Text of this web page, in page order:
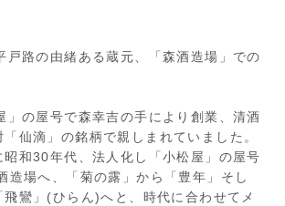
戸路の由緒ある蔵元、「森酒造場」での
」の屋号で森幸吉の手により創業、清酒
「仙滴」の銘柄で親しまれていました。
昭和30年代、法人化し「小松屋」の屋号
造場へ、「菊の露」から「豊年」そし
鸞」(ひらん)へと、時代に合わせてメ